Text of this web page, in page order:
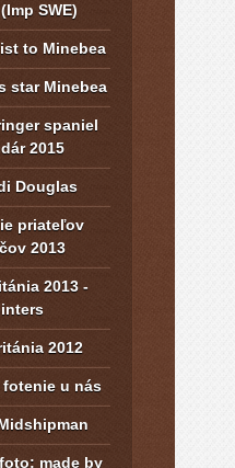
SWE)
to Minebea
star Minebea
spaniel
2015
Douglas
priateľov
2013
2013 -
2012
u nás
made by